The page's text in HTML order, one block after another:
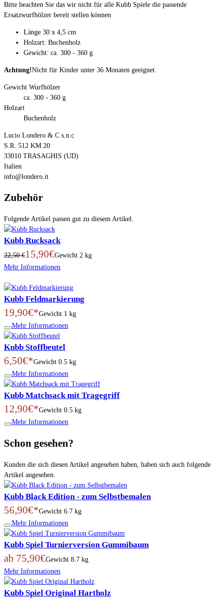
Bitte beachten Sie das wir nicht für alle Kubb Spiele die passende
Ersatzwurfhölzer bereit stellen können
Länge 30 x 4,5 cm
Holzart: Buchenholz
Gewicht: ca. 300 - 360 g
Achtung!Nicht für Kinder unter 36 Monaten geeignet.
Gewicht Wurfhölzer
ca. 300 - 360 g
Holzart
Buchenholz
Lucio Londero & C s.n.c
S.R. 512 KM 20
33010 TRASAGHIS (UD)
Italien
info@londero.it
Zubehör
Folgende Artikel passen gut zu diesem Artikel.
Kubb Rucksack
22,50 €15,90€Gewicht 2 kg
Mehr Informationen
Kubb Feldmarkierung
19,90€*Gewicht 1 kg
Mehr Informationen
Kubb Stoffbeutel
6,50€*Gewicht 0.5 kg
Mehr Informationen
Kubb Matchsack mit Tragegriff
12,90€*Gewicht 0.5 kg
Mehr Informationen
Schon gesehen?
Kunden die sich diesen Artikel angesehen haben, haben sich auch folgende
Artikel angesehen.
Kubb Black Edition - zum Selbstbemalen
56,90€*Gewicht 6.7 kg
Mehr Informationen
Kubb Spiel Turnierversion Gummibaum
ab 75,90€Gewicht 8.7 kg
Mehr Informationen
Kubb Spiel Original Hartholz